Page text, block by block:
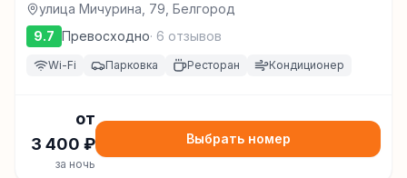
улица Мичурина, 79, Белгород
9.7 Превосходно· 6 отзывов
Wi-Fi Парковка Ресторан Кондиционер
от
3 400 ₽
за ночь
Выбрать номер